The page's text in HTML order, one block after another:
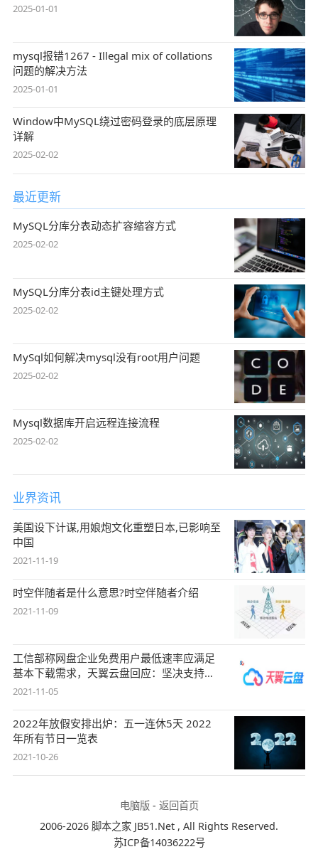
2025-01-01
mysql报错1267 - Illegal mix of collations
问题的解决方法
2025-01-01
Window中MySQL绕过密码登录的底层原理
详解
2025-02-02
最近更新
MySQL分库分表动态扩容缩容方式
2025-02-02
MySQL分库分表id主键处理方式
2025-02-02
MySql如何解决mysql没有root用户问题
2025-02-02
Mysql数据库开启远程连接流程
2025-02-02
业界资讯
美国设下计谋,用娘炮文化重塑日本,已影响至
中国
2021-11-19
时空伴随者是什么意思?时空伴随者介绍
2021-11-09
工信部称网盘企业免费用户最低速率应满足
基本下载需求，天翼云盘回应：坚决支持，
始终
2021-11-05
2022年放假安排出炉：五一连休5天 2022
年所有节日一览表
2021-10-26
电脑版- 返回首页
2006-2026 脚本之家 JB51.Net , All Rights Reserved.
苏ICP备14036222号